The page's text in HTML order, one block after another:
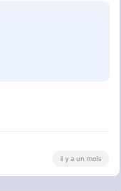
il y a un mois